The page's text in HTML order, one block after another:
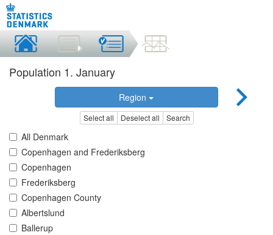
Population 1. January
Region
Select all Deselect all Search
All Denmark
Copenhagen and Frederiksberg
Copenhagen
Frederiksberg
Copenhagen County
Albertslund
Ballerup